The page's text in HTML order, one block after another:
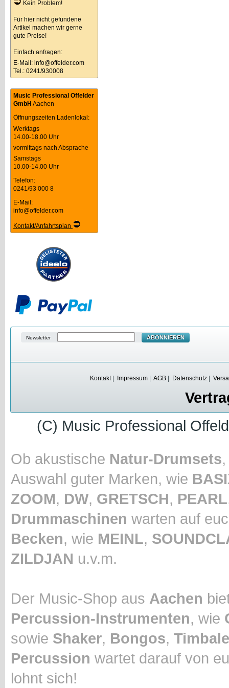
Kein Problem!
Für hier nicht gefundene
Artikel machen wir gerne
gute Preise!
Einfach anfragen:
E-Mail: info@offelder.com
Tel.: 0241/930008
Music Professional Offelder
GmbH Aachen
Öffnungszeiten Ladenlokal:
Werktags
14.00-18.00 Uhr
vormittags nach Absprache
Samstags
10.00-14.00 Uhr
Telefon:
0241/93 000 8
E-Mail:
info@offelder.com
Kontakt/Anfahrtsplan
Newsletter ABONNIEREN
Kontakt| Impressum AGB Datenschutz
(C) Music Professional
Ob akustische Natur-Drumsets
Auswahl guter Marken, wie
ZOOM, DW, GRETSCH, PEARL
Drummaschinen warten auf
Becken, wie MEINL,
ZILDJAN u.v.m.
Der Music-Shop aus Aachen
Percussion-Instrumenten, wie
sowie Shaker, Bongos,
Percussion wartet darauf von
lohnt sich!